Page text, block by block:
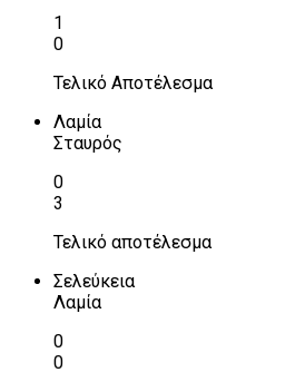
1
0
Τελικό Αποτέλεσμα
Λαμία
Σταυρός
0
3
Τελικό αποτέλεσμα
Σελεύκεια
Λαμία
0
0